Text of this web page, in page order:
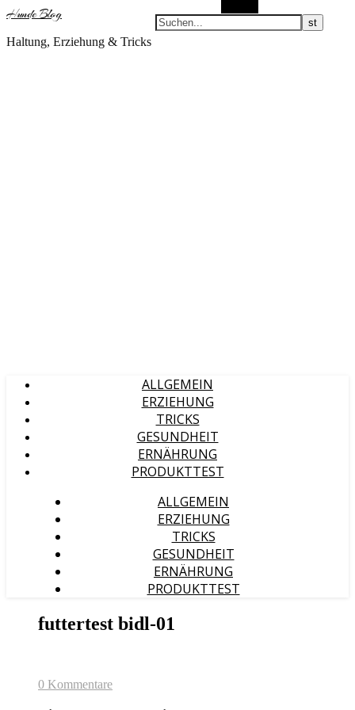
Hunde Blog
Haltung, Erziehung & Tricks
ALLGEMEIN
ERZIEHUNG
TRICKS
GESUNDHEIT
ERNÄHRUNG
PRODUKTTEST
ALLGEMEIN
ERZIEHUNG
TRICKS
GESUNDHEIT
ERNÄHRUNG
PRODUKTTEST
futtertest bidl-01
0 Kommentare